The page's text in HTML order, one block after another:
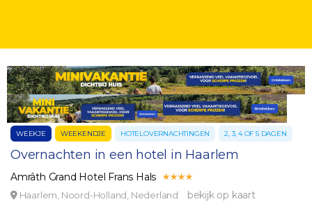
WEEKJE WEEKENDJE HOTELOVERNACHTINGEN 2, 3, 4 OF 5 DAGEN
Overnachten in een hotel in Haarlem
Amrâth Grand Hotel Frans Hals
Haarlem, Noord-Holland, Nederland bekijk op kaart